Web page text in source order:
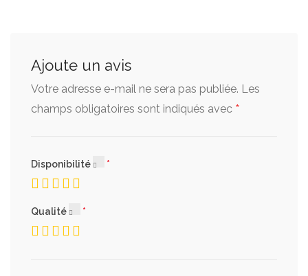
Ajoute un avis
Votre adresse e-mail ne sera pas publiée. Les
champs obligatoires sont indiqués avec *
Disponibilité
Qualité